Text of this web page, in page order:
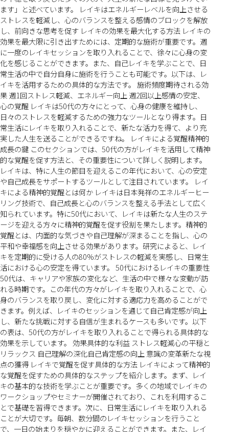
ます」と述べています。 レイキはエネルギーレベルを向上させる
ストレスを軽減し、心のバランスを整える感情のブロックを解放
し、前向きな思考を促す レイキの効果を最大化する方法 レイキの
効果を最大限に引き出すためには、定期的な施術が重要です。週
に一度のレイキセッションを取り入れることで、徐々に心身の変
化を感じることができます。また、自己レイキを学ぶことで、日
常生活の中で自分自身に施術を行うことも可能です。以下は、レ
イキを活用するための具体的な方法です。 施術頻度期待される効
果 週1回ストレス軽減、エネルギー向上 週2回以上感情の安定、
心の覚醒 レイキは50代の方々にとって、心身の健康を維持し、
日々のストレスを軽減するための強力なツールとなり得ます。日
常生活にレイキを取り入れることで、新たな活力を得て、より充
実した人生を送ることができるですね。 レイキによる覚醒精神的
成長の鍵 このセクションでは、50代の方がレイキを活用して精神
的な覚醒を促す方法と、その重要性について詳しく説明します。
レイキは、特に人生の節目を迎えるこの年代において、心の安定
や自己成長をサポートするツールとして注目されています。 レイ
キによる精神的覚醒とは何か レイキは日本発祥のエネルギーヒー
リング技術で、自己成長と心のバランスを整える手法として広く
知られています。特に50代において、レイキは新たな人生のステ
ージを迎える方々に精神的覚醒を促す役割を果たします。精神的
覚醒とは、内面的な気づきや自己理解が深まることを指し、心の
平和や幸福感を向上させる効果があります。研究によると、レイ
キを定期的に受ける人の80%がストレスの軽減を実感し、日常生
活における心の安定を得ています。 50代におけるレイキの重要性
50代は、キャリアや家族の変化など、生活の中で様々な変動が訪
れる時期です。この年代の方々がレイキを取り入れることで、心
身のバランスを取り戻し、変化に対する適応力を高めることがで
きます。例えば、レイキのセッションを通じて自己肯定感が向上
し、新たな挑戦に対する自信が生まれるケースも多いです。以下
の表は、50代の方がレイキを取り入れることで得られる具体的な
効果を示しています。 効果具体的な利益 ストレス軽減心の平穏と
リラックス 自己理解の深化自己肯定感の向上 意識の変革新たな視
点の獲得 レイキで覚醒を促す具体的な方法 レイキによって精神的
な覚醒を促すための具体的なステップを紹介します。まず、レイ
キの基本的な技術を学ぶことが重要です。多くの地域でレイキの
ワークショップやセミナーが開催されており、これを利用するこ
とで基礎を習得できます。次に、日常生活にレイキを取り入れる
ことが大切です。毎朝、数分間のレイキセッションを行うこと
で、一日の始まりを穏やかに迎えることができます。また、レイ